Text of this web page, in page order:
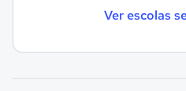
Ver escolas